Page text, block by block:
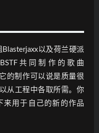
以及荷兰硬派
共同制作的歌曲
的制作可以说是质量很
从工程中各取所需。你
来用于自己的新的作品